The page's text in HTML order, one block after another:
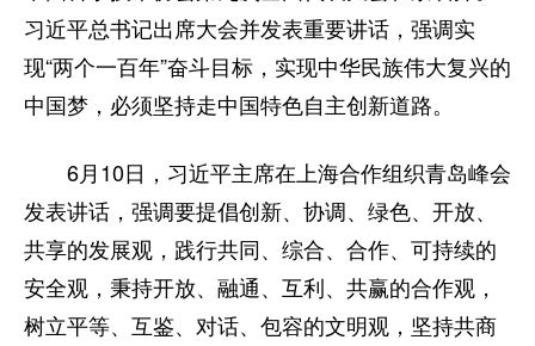
习近平总书记出席大会并发表重要讲话，强调实
现“两个一百年”奋斗目标，实现中华民族伟大复兴的
中国梦，必须坚持走中国特色自主创新道路。
6月10日，习近平主席在上海合作组织青岛峰会
发表讲话，强调要提倡创新、协调、绿色、开放、
共享的发展观，践行共同、综合、合作、可持续的
安全观，秉持开放、融通、互利、共赢的合作观，
树立平等、互鉴、对话、包容的文明观，坚持共商